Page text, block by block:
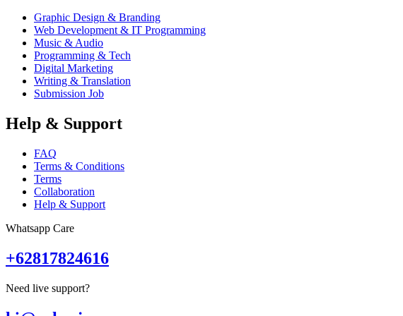
Graphic Design & Branding
Web Development & IT Programming
Music & Audio
Programming & Tech
Digital Marketing
Writing & Translation
Submission Job
Help & Support
FAQ
Terms & Conditions
Terms
Collaboration
Help & Support
Whatsapp Care
+62817824616
Need live support?